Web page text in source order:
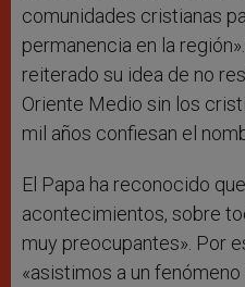
comunidades cristianas
permanencia en la
reiterado su idea de no
Oriente Medio sin los
mil años confiesan el
El Papa ha reconocido
acontecimientos, sobre
muy preocupantes». Por
«asistimos a un